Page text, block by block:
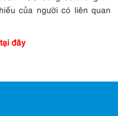
của người có liên quan
tại đây